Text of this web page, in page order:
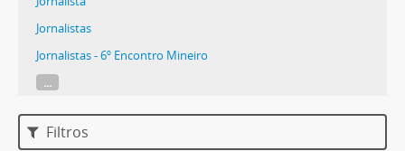
Jornalistas
Jornalistas - 6º Encontro Mineiro
...
Filtros